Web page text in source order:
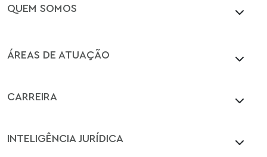
QUEM SOMOS
ÁREAS DE ATUAÇÃO
CARREIRA
INTELIGÊNCIA JURÍDICA